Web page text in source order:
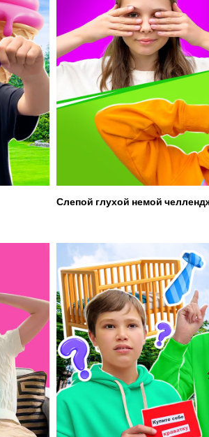
Слепой глухой немой